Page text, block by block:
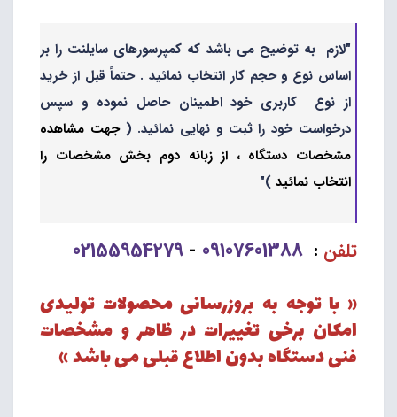
"لازم به توضیح می باشد که کمپرسورهای سایلنت را بر
اساس نوع و حجم کار انتخاب نمائید . حتماً قبل از خرید
از نوع کاربری خود اطمینان حاصل نموده و سپس
درخواست خود را ثبت و نهایی نمائید. (جهت مشاهده
مشخصات دستگاه ، از زبانه دوم بخش مشخصات را
انتخاب نمائید )"
تلفن :
09107601388
-
02155954279
« با توجه به بروزرسانی محصولات تولیدی
امکان برخی تغییرات در ظاهر و مشخصات
فنی دستگاه بدون اطلاع قبلی می باشد »